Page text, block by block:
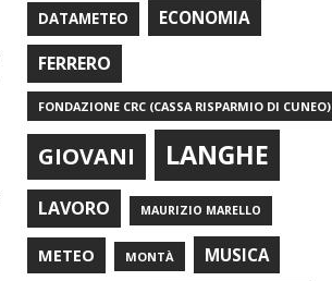
DATAMETEO ECONOMIA
FERRERO
FONDAZIONE CRC (CASSA RISPARMIO DI CUNEO)
GIOVANI LANGHE
LAVORO MAURIZIO MARELLO
METEO MONTÀ MUSICA